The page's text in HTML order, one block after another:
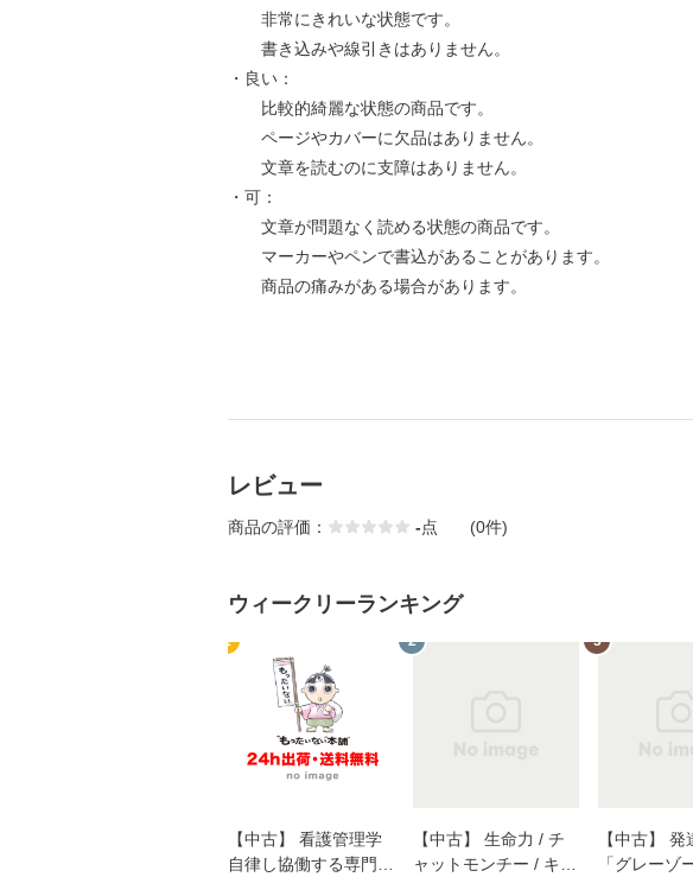
非常にきれいな状態です。
書き込みや線引きはありません。
・良い：
比較的綺麗な状態の商品です。
ページやカバーに欠品はありません。
文章を読むのに支障はありません。
・可：
文章が問題なく読める状態の商品です。
マーカーやペンで書込があることがあります。
商品の痛みがある場合があります。
レビュー
商品の評価： -点 (0件)
ウィークリーランキング
1
【中古】 看護管理学
自律し協働する専門職
2
【中古】 生命力 / チ
ャットモンチー / キュ
3
【中古】
「グレーゾ